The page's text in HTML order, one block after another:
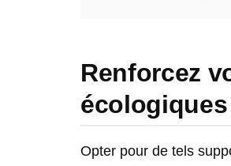
Renforcez
écologiques
Opter pour de tels